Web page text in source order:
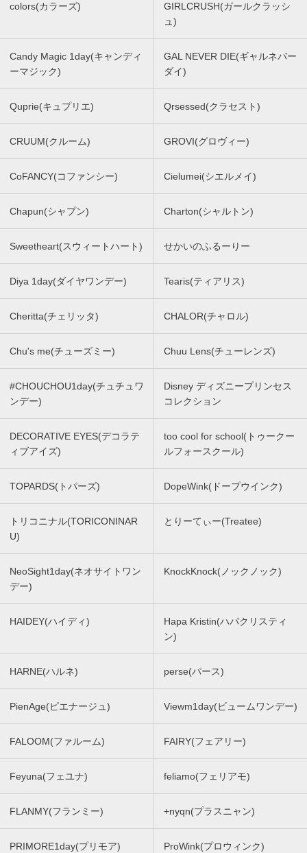
colors(カラーズ)
GIRLCRUSH(ガールクラッシ
ュ)
Candy Magic 1day(キャンディ
ーマジック)
GAL NEVER DIE(ギャルネバー
ダイ)
Quprie(キュプリエ) Qrsessed(クラセスト)
CRUUM(クルーム) GROVI(グロヴィー)
CoFANCY(コファンシー) Cielumei(シエルメイ)
Chapun(シャプン) Charton(シャルトン)
Sweetheart(スウィートハート) せかいのふるーりー
Diya 1day(ダイヤワンデー) Tearis(ティアリス)
Cheritta(チェリッタ) CHALOR(チャロル)
Chu's me(チューズミー) Chuu Lens(チューレンズ)
#CHOUCHOU1day(チュチュワ
ンデー)
Disney ディズニープリンセス
コレクション
DECORATIVE EYES(デコラテ
ィブアイズ)
too cool for school(トゥークー
ルフォースクール)
TOPARDS(トパーズ) DopeWink(ドープウインク)
トリコニナル(TORICONINAR
U)
とりーてぃー(Treatee)
NeoSight1day(ネオサイトワン
デー)
KnockKnock(ノックノック)
HAIDEY(ハイディ)
Hapa Kristin(ハパクリスティ
ン)
HARNE(ハルネ) perse(パース)
PienAge(ピエナージュ) Viewm1day(ビュームワンデー)
FALOOM(ファルーム) FAIRY(フェアリー)
Feyuna(フェユナ) feliamo(フェリアモ)
FLANMY(フランミー) +nyqn(プラスニャン)
PRIMORE1day(プリモア) ProWink(プロウィンク)